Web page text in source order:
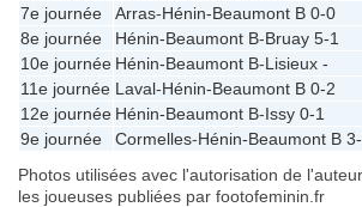
7e journée
Arras-Hénin-Beaumont B 0-0
8e journée
Hénin-Beaumont B-Bruay 5-1
10e journée Hénin-Beaumont B-Lisieux -
11e journée Laval-Hénin-Beaumont B 0-2
12e journée Hénin-Beaumont B-Issy 0-1
9e journée
Cormelles-Hénin-Beaumont B
Photos utilisées avec l'autorisation de
les joueuses publiées par footofeminin.fr